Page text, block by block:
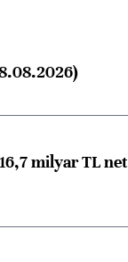
milyar TL net